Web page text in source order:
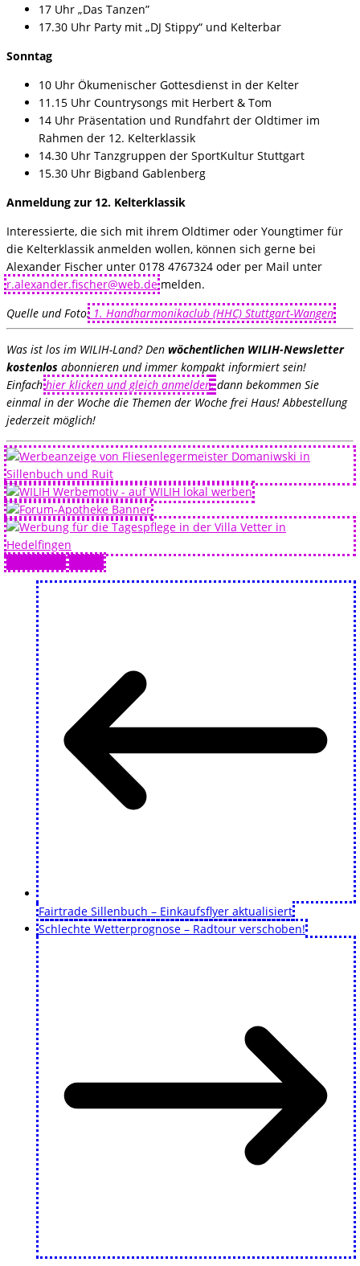
17 Uhr „Das Tanzen”
17.30 Uhr Party mit „DJ Stippy“ und Kelterbar
Sonntag
10 Uhr Ökumenischer Gottesdienst in der Kelter
11.15 Uhr Countrysongs mit Herbert & Tom
14 Uhr Präsentation und Rundfahrt der Oldtimer im
Rahmen der 12. Kelterklassik
14.30 Uhr Tanzgruppen der SportKultur Stuttgart
15.30 Uhr Bigband Gablenberg
Anmeldung zur 12. Kelterklassik
Interessierte, die sich mit ihrem Oldtimer oder Youngtimer für
die Kelterklassik anmelden wollen, können sich gerne bei
Alexander Fischer unter 0178 4767324 oder per Mail unter
r.alexander.fischer@web.demelden.
Quelle und Foto: 1. Handharmonikaclub (HHC) Stuttgart-Wangen
Was ist los im WILIH-Land? Den wöchentlichen WILIH-Newsletter
kostenlos abonnieren und immer kompakt informiert sein!
Einfachhier klicken und gleich anmelden,dann bekommen Sie
einmal in der Woche die Themen der Woche frei Haus! Abbestellung
jederzeit möglich!
Fairtrade Sillenbuch – Einkaufsflyer aktualisiert
Schlechte Wetterprognose – Radtour verschoben!